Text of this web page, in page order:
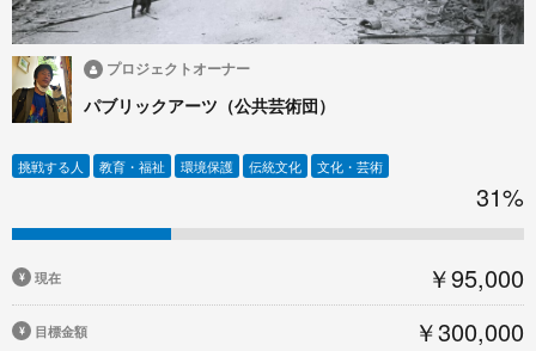
プロジェクトオーナー
パブリックアーツ（公共芸術団）
挑戦する人 教育・福祉 環境保護 伝統文化 文化・芸術
31%
現在 ￥95,000
目標金額 ￥300,000